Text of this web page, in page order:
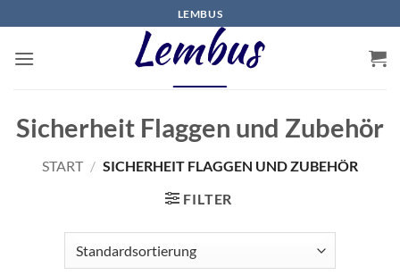
Inhalt
springen
LEMBUS
Sicherheit Flaggen und Zubehör
START / SICHERHEIT FLAGGEN UND ZUBEHÖR
FILTER